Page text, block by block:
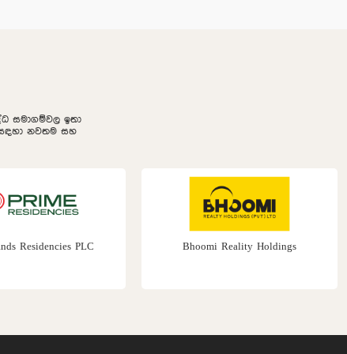
සමාගම්වල ඉතා
නවතම සහ
Reality Holdings Prime Group Dubai